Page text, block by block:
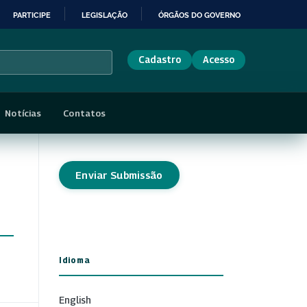
PARTICIPE LEGISLAÇÃO ÓRGÃOS DO GOVERNO
Cadastro Acesso
Notícias Contatos
Enviar Submissão
Idioma
English